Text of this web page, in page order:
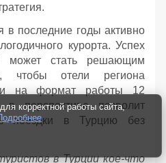
в последние годы активно
курорта. Успех
может стать решающим
чтобы отели региона
на формат работы 12
перспективе позволит
поездки в Турцию без
в Турции кое-что
корректной работы сайта,